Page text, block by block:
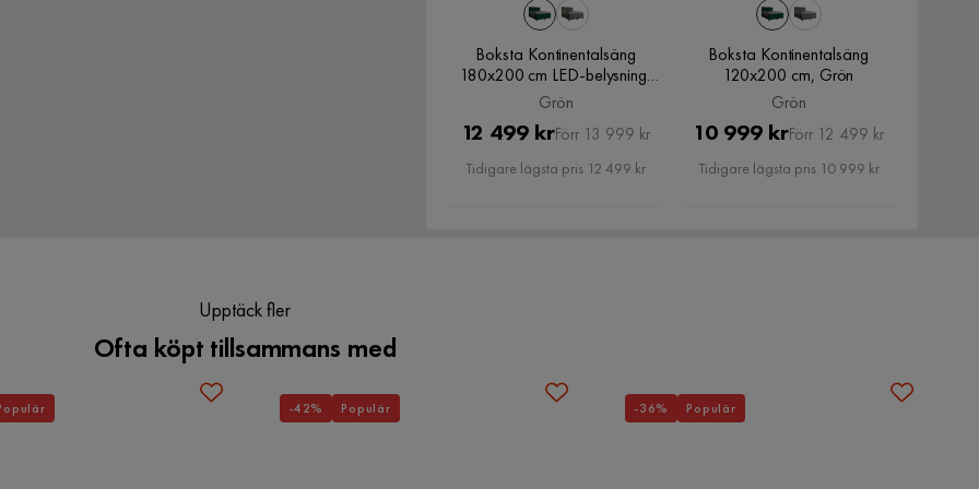
Boksta Kontinentalsäng
180x200 cm LED-belysning,
Grön
Grön
Pris
12 499 krOriginal
Pris
Förr 13 999 kr
Tidigare lägsta pris 12 499 kr
Boksta Kontinentalsäng
120x200 cm, Grön
Grön
Pris
10 999 krOriginal
Pris
Förr 12 499 kr
Tidigare lägsta pris 10 999 kr
Upptäck fler
Ofta köpt tillsammans med
-42% Populär -36% Populär